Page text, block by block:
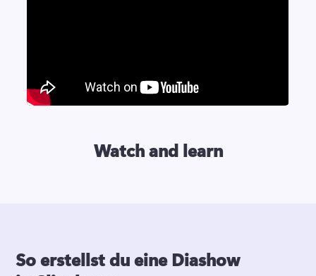
Watch and learn
So erstellst du eine Diashow